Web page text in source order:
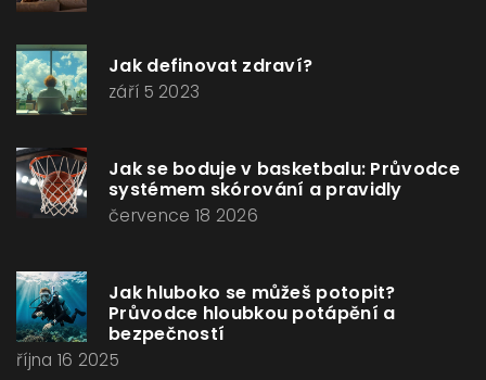
Jak definovat zdraví?
září 5 2023
Jak se boduje v basketbalu: Průvodce
systémem skórování a pravidly
července 18 2026
Jak hluboko se můžeš potopit?
Průvodce hloubkou potápění a
bezpečností
října 16 2025